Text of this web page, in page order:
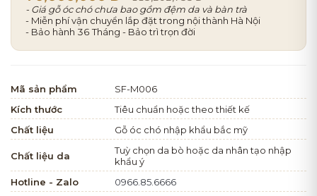
- Giá gỗ óc chó chưa bao gồm đệm da và bàn trà
- Miễn phí vận chuyển lắp đặt trong nội thành Hà Nội
- Bảo hành 36 Tháng - Bảo trì trọn đời
Mã sản phẩm
SF-M006
Kích thước
Tiêu chuẩn hoặc theo thiết kế
Chất liệu
Gỗ óc chó nhập khẩu bắc mỹ
Chất liệu da
Tuỳ chọn da bò hoặc da nhân tạo nhập
khẩu ý
Hotline - Zalo
0966.85.6666